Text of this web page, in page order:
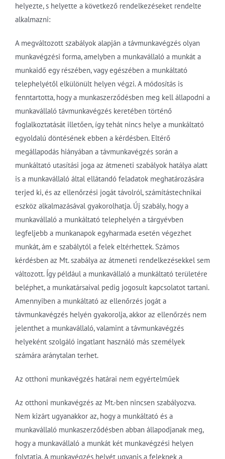
helyezte, s helyette a következő rendelkezéseket rendelte
alkalmazni:
A megváltozott szabályok alapján a távmunkavégzés olyan
munkavégzési forma, amelyben a munkavállaló a munkát a
munkaidő egy részében, vagy egészében a munkáltató
telephelyétől elkülönült helyen végzi. A módosítás is
fenntartotta, hogy a munkaszerződésben meg kell állapodni a
munkavállaló távmunkavégzés keretében történő
foglalkoztatását illetően, így tehát nincs helye a munkáltató
egyoldalú döntésének ebben a kérdésben. Eltérő
megállapodás hiányában a távmunkavégzés során a
munkáltató utasítási joga az átmeneti szabályok hatálya alatt
is a munkavállaló által ellátandó feladatok meghatározására
terjed ki, és az ellenőrzési jogát távolról, számítástechnikai
eszköz alkalmazásával gyakorolhatja. Új szabály, hogy a
munkavállaló a munkáltató telephelyén a tárgyévben
legfeljebb a munkanapok egyharmada esetén végezhet
munkát, ám e szabálytól a felek eltérhettek. Számos
kérdésben az Mt. szabálya az átmeneti rendelkezésekkel sem
változott. Így például a munkavállaló a munkáltató területére
beléphet, a munkatársaival pedig jogosult kapcsolatot tartani.
Amennyiben a munkáltató az ellenőrzés jogát a
távmunkavégzés helyén gyakorolja, akkor az ellenőrzés nem
jelenthet a munkavállaló, valamint a távmunkavégzés
helyeként szolgáló ingatlant használó más személyek
számára aránytalan terhet.
Az otthoni munkavégzés határai nem egyértelműek
Az otthoni munkavégzés az Mt.-ben nincsen szabályozva.
Nem kizárt ugyanakkor az, hogy a munkáltató és a
munkavállaló munkaszerződésben abban állapodjanak meg,
hogy a munkavállaló a munkát két munkavégzési helyen
folytatja. A munkavégzés helyét ugyanis a feleknek a